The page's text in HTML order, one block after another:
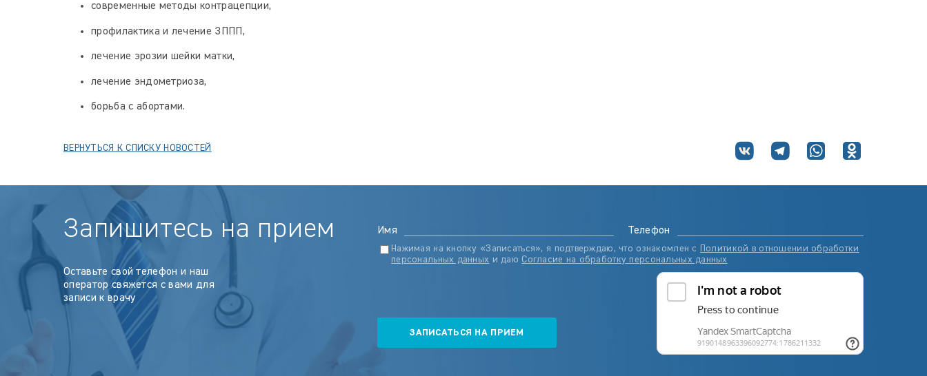
современные методы контрацепции,
профилактика и лечение ЗППП,
лечение эрозии шейки матки,
лечение эндометриоза,
борьба с абортами.
ВЕРНУТЬСЯ К СПИСКУ НОВОСТЕЙ
Запишитесь на прием
Оставьте свой телефон и наш
оператор свяжется с вами для
записи к врачу
Имя Телефон
Нажимая на кнопку «Записаться», я подтверждаю, что ознакомлен с
Политикой в отношении обработки
персональных данных и даю Согласие на обработку персональных данных